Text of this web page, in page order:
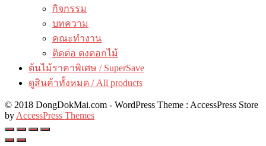
กิจกรรม
บทความ
คณะทำงาน
ติดต่อ ดงดอกไม้
ต้นไม้ราคาพิเศษ / SuperSave
ดูสินค้าทั้งหมด / All products
© 2018 DongDokMai.com - WordPress Theme : AccessPress Store
by AccessPress Themes